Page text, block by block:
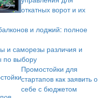
откатных ворот и их
и лоджий: полное
и саморезы различия и
по выбору
Промостойки для
стартапов как заявить о
себе с бюджетом